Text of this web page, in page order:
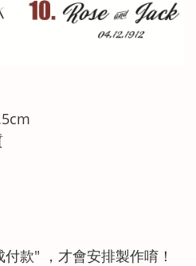
款" ，才會安排製作唷！